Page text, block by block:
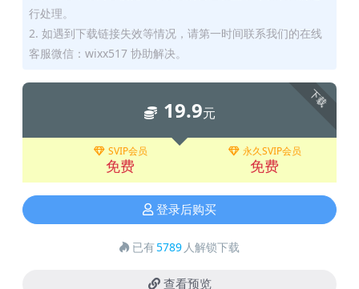
行处理。
2. 如遇到下载链接失效等情况，请第一时间联系我们的在线
客服微信：wixx517 协助解决。
下载
19.9元
SVIP会员
免费
永久SVIP会员
免费
登录后购买
已有5789 人解锁下载
查看预览